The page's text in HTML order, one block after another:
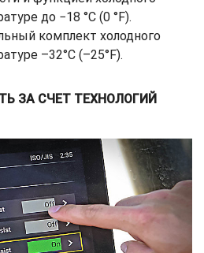
до −18 °C (0 °F).
комплект холодного
–32°C (–25°F).
ЗА СЧЕТ ТЕХНОЛОГИЙ